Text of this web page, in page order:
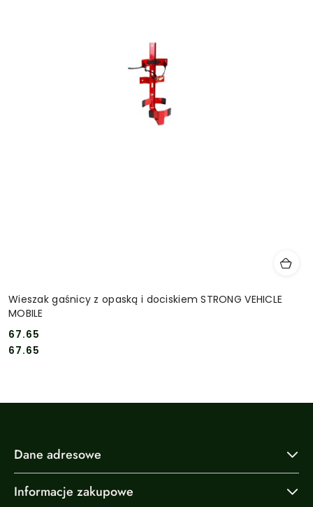
Wieszak gaśnicy z opaską i dociskiem STRONG VEHICLE
MOBILE
Cena:
67.65
Cena:
67.65
Dane adresowe
Informacje zakupowe